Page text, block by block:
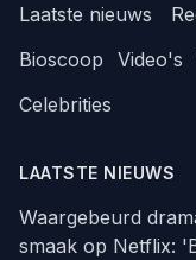
Laatste nieuws
Bioscoop
Video's
Celebrities
LAATSTE NIEUWS
Waargebeurd
smaak op Netflix: